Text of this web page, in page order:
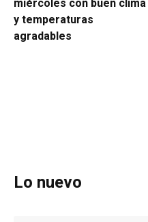
miércoles con buen clima
y temperaturas
agradables
Lo nuevo